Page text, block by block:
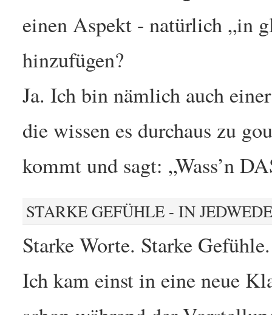
einen Aspekt - natürlich „in
hinzufügen?
Ja. Ich bin nämlich auch
die wissen es durchaus zu
kommt und sagt: „Wass’n
STARKE GEFÜHLE - IN
Starke Worte. Starke
Ich kam einst in eine neue